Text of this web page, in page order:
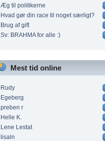
Æg til politikerne
Hvad gør din race til noget særligt?
Brug af gift
Sv: BRAHMA for alle :)
Mest tid online
Rudy
Egeberg
preben r
Helle K.
Lene Lestat
lisaln